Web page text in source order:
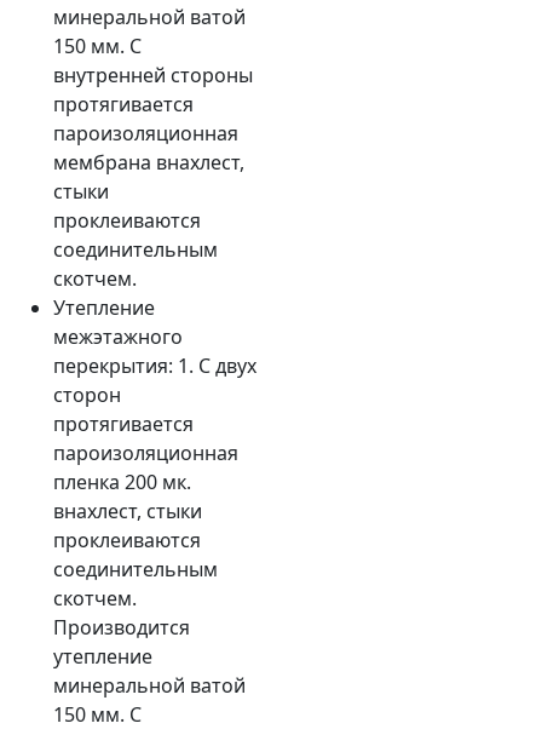
минеральной ватой
150 мм. С
внутренней стороны
протягивается
пароизоляционная
мембрана внахлест,
стыки
проклеиваются
соединительным
скотчем.
Утепление
межэтажного
перекрытия: 1. С двух
сторон
протягивается
пароизоляционная
пленка 200 мк.
внахлест, стыки
проклеиваются
соединительным
скотчем.
Производится
утепление
минеральной ватой
150 мм. С